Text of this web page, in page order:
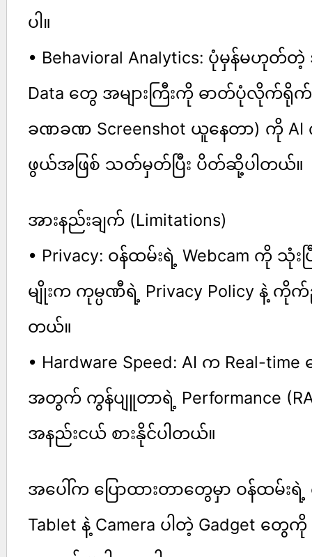
ပါ။
• Behavioral Analytics: ပုံမှန်မဟုတ်
Data တွေ အများကြီးကို ဓာတ်ပုံလိုက်ရို
ခဏခဏ Screenshot ယူနေတာ) ကို
ဖွယ်အဖြစ် သတ်မှတ်ပြီး ပိတ်ဆို့ပါတယ်။
အားနည်းချက် (Limitations)
• Privacy: ဝန်ထမ်းရဲ့ Webcam ကို သုံး
မျိုးက ကုမ္ပဏီရဲ့ Privacy Policy နဲ့
တယ်။
• Hardware Speed: AI က Real-
အတွက် ကွန်ပျူတာရဲ့ Performance
အနည်းငယ် စားနိုင်ပါတယ်။
အပေါ်က ပြောထားတာတွေမှာ ဝန်ထမ်း
Tablet နဲ့ Camera ပါတဲ့ Gadget တွေ